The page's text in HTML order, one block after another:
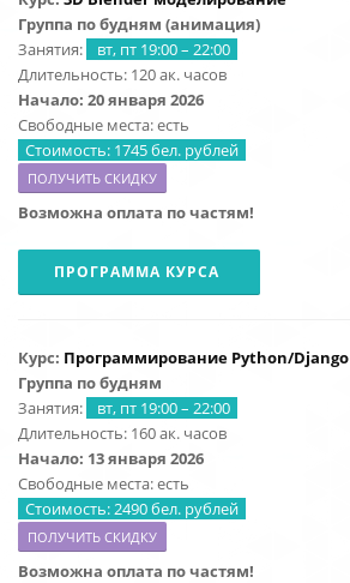
Группа по будням (анимация)
Занятия:
вт, пт 19:00 – 22:00
Длительность: 120 ак. часов
Начало: 20января 2026
Свободные места: есть
Стоимость: 1745 бел. рублей
ПОЛУЧИТЬ СКИДКУ
Возможна оплата по частям!
ПРОГРАММА КУРСА
Курс: Программирование Python/Django
Группа по будням
Занятия:
вт, пт 19:00 – 22:00
Длительность: 160 ак. часов
Начало: 13 января 2026
Свободные места: есть
Стоимость: 2490 бел. рублей
ПОЛУЧИТЬ СКИДКУ
Возможна оплата по частям!